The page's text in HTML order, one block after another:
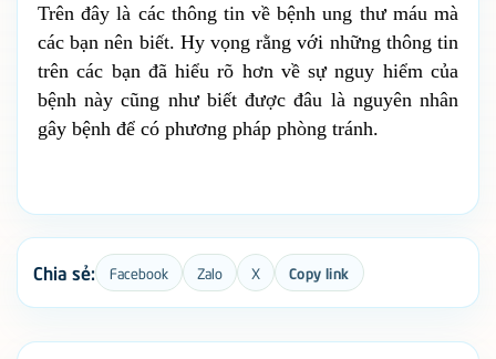
Trên đây là các thông tin về bệnh ung thư máu mà
các bạn nên biết. Hy vọng rằng với những thông tin
trên các bạn đã hiểu rõ hơn về sự nguy hiểm của
bệnh này cũng như biết được đâu là nguyên nhân
gây bệnh để có phương pháp phòng tránh.
Chia sẻ: Facebook Zalo X Copy link